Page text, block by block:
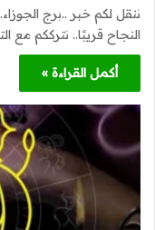
النجاح قريبًا.. نترككم
أكمل القراءة »